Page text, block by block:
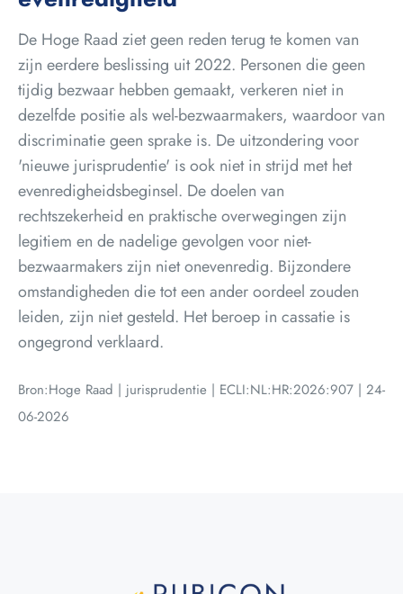
De Hoge Raad ziet geen reden terug te komen van
zijn eerdere beslissing uit 2022. Personen die geen
tijdig bezwaar hebben gemaakt, verkeren niet in
dezelfde positie als wel-bezwaarmakers, waardoor van
discriminatie geen sprake is. De uitzondering voor
'nieuwe jurisprudentie' is ook niet in strijd met het
evenredigheidsbeginsel. De doelen van
rechtszekerheid en praktische overwegingen zijn
legitiem en de nadelige gevolgen voor niet-
bezwaarmakers zijn niet onevenredig. Bijzondere
omstandigheden die tot een ander oordeel zouden
leiden, zijn niet gesteld. Het beroep in cassatie is
ongegrond verklaard.
Bron:Hoge Raad | jurisprudentie | ECLI:NL:HR:2026:907 | 24-
06-2026